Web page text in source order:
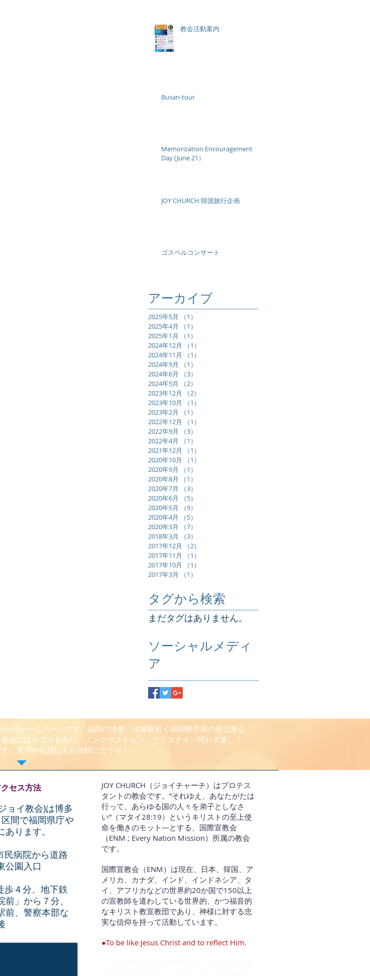
教会活動案内
Busan-tour
Memorization Encouragement
Day (June 21）
JOY CHURCH 韓国旅行企画
ゴスペルコンサート
アーカイブ
2025年5月 （1）
2025年4月
（1）
2025年1月
（1）
2024年12月
（1）
2024年11月
（1）
2024年9月
（1）
2024年6月
（3）
2024年5月
（2）
2023年12月
（2）
2023年10月
（1）
2023年2月
（1）
2022年12月
（1）
2022年9月
（3）
2022年4月
（1）
2021年12月
（1）
2020年10月
（1）
2020年9月
（1）
2020年8月
（1）
2020年7月
（3）
2020年6月
（5）
2020年5月
（9）
2020年4月
（5）
2020年3月
（7）
2018年3月
（3）
2017年12月
（2）
2017年11月
（1）
2017年10月
（1）
2017年3月
（1）
タグから検索
まだタグはありません。
ソーシャルメディ
ア
)のホームページです。福岡の博多、吉塚駅近く福岡県庁前の県立東公
会にはカフェもあり、ノンクリスチャン・クリスチャン問わず楽しく
。見学や礼拝にもお気軽にどうぞ！
セス方法
ョイ教会)は博多
間で福岡県庁や
ります。
民病院から道路
公園入口
歩４分、地下鉄
前」から７分、
前、警察本部な
JOY CHURCH（ジョイチャーチ）はプロテス
タントの教会です。”それゆえ、あなたがたは
行って、あらゆる国の人々を弟子としなさ
い”（マタイ28:19）というキリストの至上使
命を働きのモット―とする、国際宣教会
（ENM ; Every Nation Mission）所属の教会
です。
国際宣教会（ENM）は現在、日本、韓国、ア
メリカ、カナダ、インド、インドネシア、タ
イ、アフリカなどの世界約20か国で150以上
の宣教師を遣わしている世界的、かつ福音的
なキリスト教宣教団であり、神様に対する忠
実な信仰を持って活動しています。
●To be like Jesus Christ and to reflect Him.